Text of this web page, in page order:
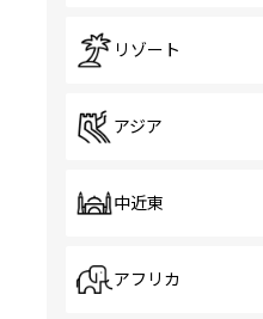
リゾート
アジア
中近東
アフリカ